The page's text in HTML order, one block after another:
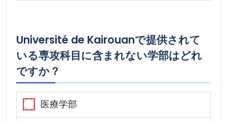
Université de Kairouanで提供されて
いる専攻科目に含まれない学部はどれ
ですか？
医療学部